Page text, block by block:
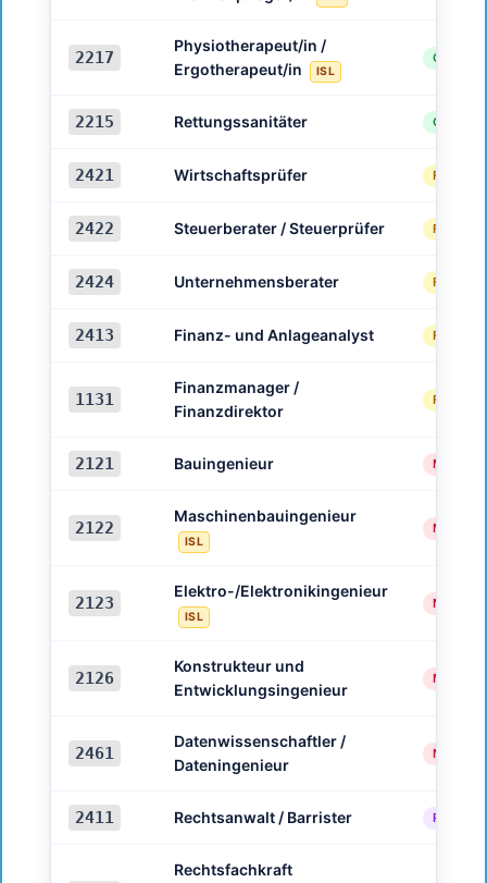
2217
Physiotherapeut/in /
Ergotherapeut/in
ISL
2215 Rettungssanitäter
2421 Wirtschaftsprüfer Finanzen
2422 Steuerberater / Steuerprüfer Finanzen
2424 Unternehmensberater Finanzen
2413 Finanz- und Anlageanalyst Finanzen
1131
Finanzmanager /
Finanzdirektor
Finanzen
2121 Bauingenieur
2122
Maschinenbauingenieur
ISL
2123
Elektro-/Elektronikingenieur
ISL
2126
Konstrukteur und
Entwicklungsingenieur
2461
Datenwissenschaftler /
Dateningenieur
2411 Rechtsanwalt / Barrister
Rechtsfachkraft